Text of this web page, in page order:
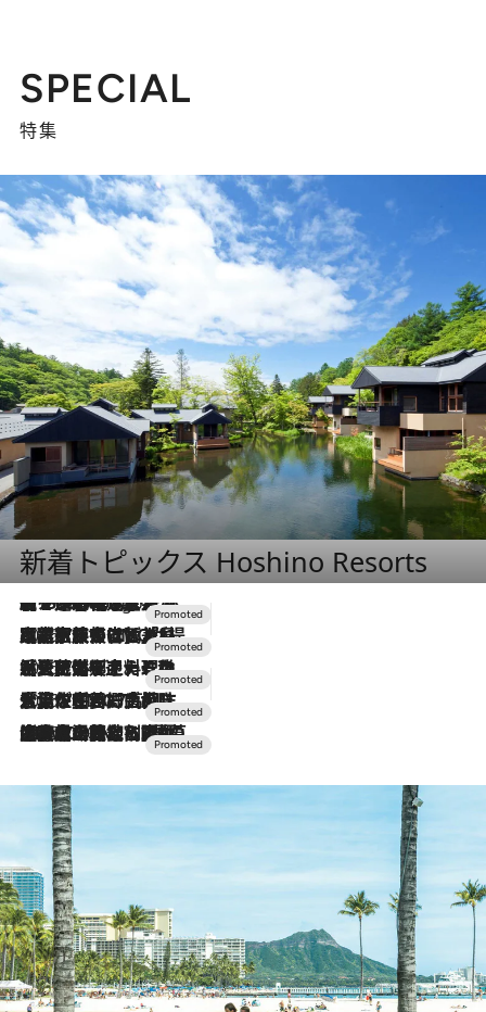
SPECIAL
特集
新着トピックス Hoshino Resorts
6 Hours Ago
【トンボの足水浴】ヒノキの香りに包まれて涼感マックス！約13℃の湧水かけ流しを避暑地「星野温泉 トンボの湯」で体験
2026.7.31
【ホテル帰省】という選択肢をOMOが提案。家族とほどよい距離を保つには「昼は実家、夜は気兼ねなくホテルで！」
2026.7.24
【夏限定ディナーコース】旬を迎える稚鮎や花ズッキーニなどをイタリア・トスカーナの郷土料理の手法で満喫！
2026.7.17
「土佐和ハーブかき氷」がOMO7高知に登場！生姜、山椒、大葉など目にも舌にも涼を呼ぶ郷土の味
2026.7.10
NEW OPEN！【界 草津】名湯の地に誕生。趣の異なる2種の温泉と上州ならではの会席・蕎麦割烹など美食を味わう究極の癒やし旅